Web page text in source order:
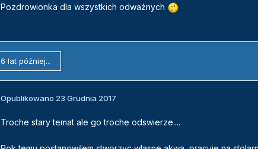
Pozdrowionka dla wszystkich odważnych
6 lat później...
Opublikowano 23 Grudnia 2017
Troche stary temat ale go troche odswierze....